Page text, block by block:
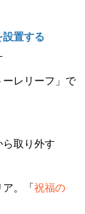
置する
レリーフ」で
ら取り外す
。「祝福の